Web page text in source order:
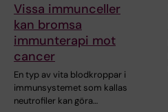
Vissa immunceller
kan bromsa
immunterapi mot
cancer
En typ av vita blodkroppar i
immunsystemet som kallas
neutrofiler kan göra…